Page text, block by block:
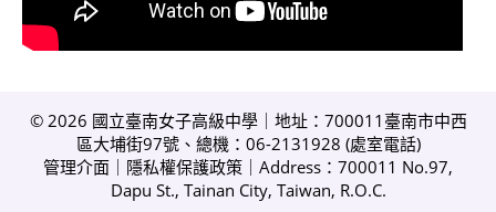
© 2026 國立臺南女子高級中學｜地址：700011臺南市中西
區大埔街97號、總機：06-2131928 (處室電話)
管理介面
隱私權保護政策 ｜Address：700011 No.97,
Dapu St., Tainan City, Taiwan, R.O.C.